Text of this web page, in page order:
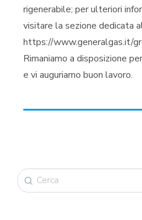
rigenerabile; per ulteriori
visitare la sezione dedicata
https://www.generalgas.it/
Rimaniamo a disposizione
e vi auguriamo buon lavoro.